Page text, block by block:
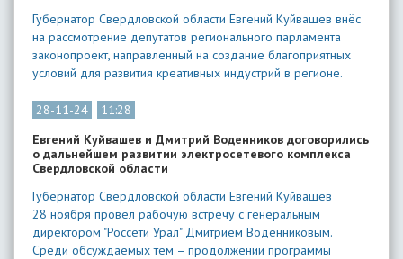
Губернатор Свердловской области Евгений Куйвашев внёс
на рассмотрение депутатов регионального парламента
законопроект, направленный на создание благоприятных
условий для развития креативных индустрий в регионе.
28-11-24
11:28
Евгений Куйвашев и Дмитрий Воденников договорились
о дальнейшем развитии электросетевого комплекса
Свердловской области
Губернатор Свердловской области Евгений Куйвашев
28 ноября провёл рабочую встречу с генеральным
директором "Россети Урал" Дмитрием Воденниковым.
Среди обсуждаемых тем – продолжении программы